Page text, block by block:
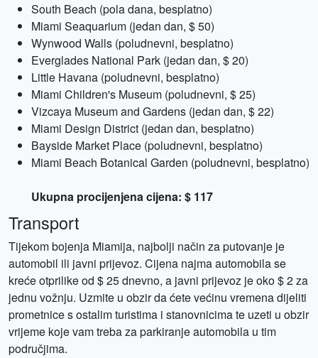
South Beach (pola dana, besplatno)
Miami Seaquarium (jedan dan, $ 50)
Wynwood Walls (poludnevni, besplatno)
Everglades National Park (jedan dan, $ 20)
Little Havana (poludnevni, besplatno)
Miami Children's Museum (poludnevni, $ 25)
Vizcaya Museum and Gardens (jedan dan, $ 22)
Miami Design District (jedan dan, besplatno)
Bayside Market Place (poludnevni, besplatno)
Miami Beach Botanical Garden (poludnevni, besplatno)
Ukupna procijenjena cijena: $ 117
Transport
Tijekom bojenja Miamija, najbolji način za putovanje je
automobil ili javni prijevoz. Cijena najma automobila se
kreće otprilike od $ 25 dnevno, a javni prijevoz je oko $ 2 za
jednu vožnju. Uzmite u obzir da ćete većinu vremena dijeliti
prometnice s ostalim turistima i stanovnicima te uzeti u obzir
vrijeme koje vam treba za parkiranje automobila u tim
područjima.